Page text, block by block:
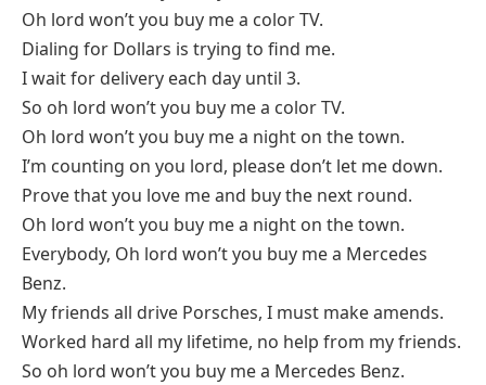
Oh lord won’t you buy me a color TV.
Dialing for Dollars is trying to find me.
I wait for delivery each day until 3.
So oh lord won’t you buy me a color TV.
Oh lord won’t you buy me a night on the town.
I’m counting on you lord, please don’t let me down.
Prove that you love me and buy the next round.
Oh lord won’t you buy me a night on the town.
Everybody, Oh lord won’t you buy me a Mercedes
Benz.
My friends all drive Porsches, I must make amends.
Worked hard all my lifetime, no help from my friends.
So oh lord won’t you buy me a Mercedes Benz.